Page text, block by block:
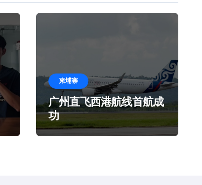
柬埔寨
广州直飞西港航线首航成
功